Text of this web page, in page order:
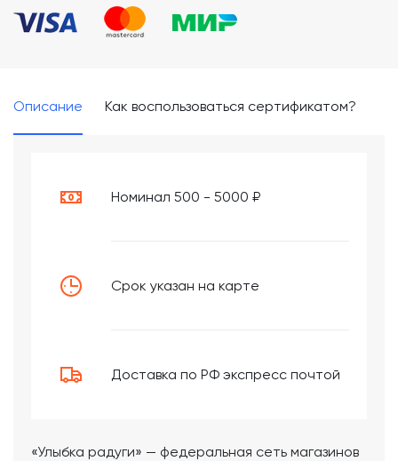
Описание Как воспользоваться сертификатом?
Номинал 500 - 5000 ₽
Срок указан на карте
Доставка по РФ экспресс почтой
«Улыбка радуги» — федеральная сеть магазинов